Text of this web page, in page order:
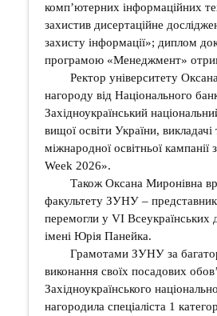
комп’ютерних інформаційних
захистив дисертаційне
захисту інформації»; диплом
програмою «Менеджмент»
Ректор університету
нагороду від Національного
Західноукраїнський
вищої освіти України,
міжнародної освітньої
Week 2026».
Також Оксана Миронівна
факультету ЗУНУ –
перемогли у VI Всеукраїнських
імені Юрія Панейка.
Грамотами ЗУНУ за
виконання своїх посадових
Західноукраїнського
нагородила спеціаліста 1